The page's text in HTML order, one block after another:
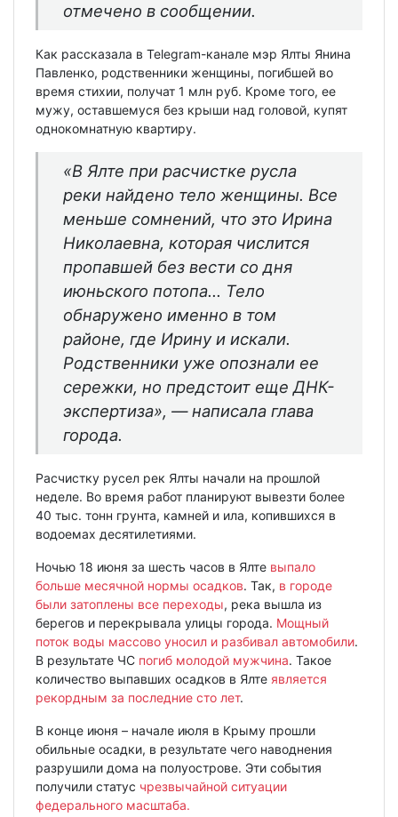
отмечено в сообщении.
Как рассказала в Telegram-канале мэр Ялты Янина
Павленко, родственники женщины, погибшей во
время стихии, получат 1 млн руб. Кроме того, ее
мужу, оставшемуся без крыши над головой, купят
однокомнатную квартиру.
«В Ялте при расчистке русла
реки найдено тело женщины. Все
меньше сомнений, что это Ирина
Николаевна, которая числится
пропавшей без вести со дня
июньского потопа… Тело
обнаружено именно в том
районе, где Ирину и искали.
Родственники уже опознали ее
сережки, но предстоит еще ДНК-
экспертиза», — написала глава
города.
Расчистку русел рек Ялты начали на прошлой
неделе. Во время работ планируют вывезти более
40 тыс. тонн грунта, камней и ила, копившихся в
водоемах десятилетиями.
Ночью 18 июня за шесть часов в Ялте выпало
больше месячной нормы осадков. Так, в городе
были затоплены все переходы, река вышла из
берегов и перекрывала улицы города. Мощный
поток воды массово уносил и разбивал автомобили.
В результате ЧС погиб молодой мужчина. Такое
количество выпавших осадков в Ялте является
рекордным за последние сто лет.
В конце июня – начале июля в Крыму прошли
обильные осадки, в результате чего наводнения
разрушили дома на полуострове. Эти события
получили статус чрезвычайной ситуации
федерального масштаба.